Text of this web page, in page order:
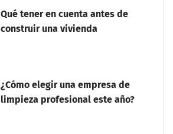
Qué tener en cuenta antes de
construir una vivienda
¿Cómo elegir una empresa de
limpieza profesional este año?